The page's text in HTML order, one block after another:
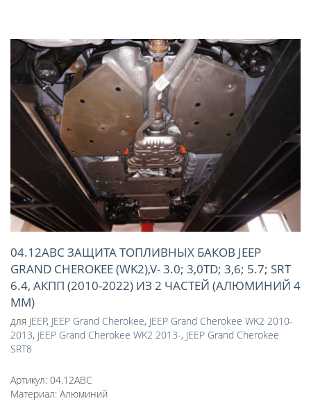
04.12ABC ЗАЩИТА ТОПЛИВНЫХ БАКОВ JEEP
GRAND CHEROKEE (WK2),V- 3.0; 3,0TD; 3,6; 5.7; SRT
6.4, АКПП (2010-2022) ИЗ 2 ЧАСТЕЙ (АЛЮМИНИЙ 4
ММ)
для JEEP, JEEP Grand Cherokee, JEEP Grand Cherokee WK2 2010-
2013, JEEP Grand Cherokee WK2 2013-, JEEP Grand Cherokee
SRT8
Артикул: 04.12ABC
Материал: Алюминий